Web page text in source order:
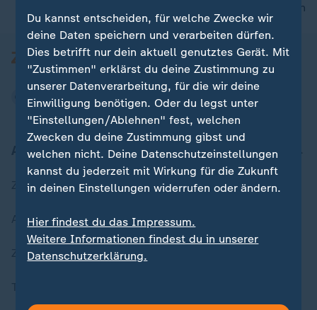
nach oben
Aktuell bei ZDFheute
Zuletzt veröffentlicht
Aktuelle Sendungs-Videos
ZDFheute Stories
Du kannst entscheiden, für welche Zwecke wir
deine Daten speichern und verarbeiten dürfen.
Dies betrifft nur dein aktuell genutztes Gerät. Mit
"Zustimmen" erklärst du deine Zustimmung zu
unserer Datenverarbeitung, für die wir deine
Einwilligung benötigen. Oder du legst unter
"Einstellungen/Ablehnen" fest, welchen
Zwecken du deine Zustimmung gibst und
welchen nicht. Deine Datenschutzeinstellungen
kannst du jederzeit mit Wirkung für die Zukunft
in deinen Einstellungen widerrufen oder ändern.
Hier findest du das Impressum.
Weitere Informationen findest du in unserer
Datenschutzerklärung.